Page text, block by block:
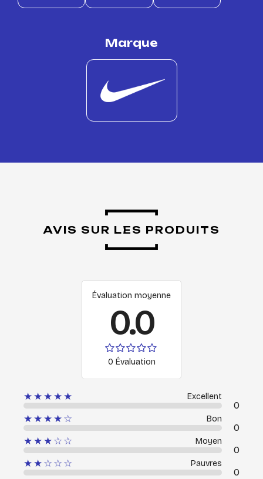
Marque
AVIS SUR LES PRODUITS
Évaluation moyenne
0.0
0 Évaluation
★★★★★ Excellent
0
★★★★☆
Bon
0
★★★☆☆
Moyen
0
★★☆☆☆
Pauvres
0